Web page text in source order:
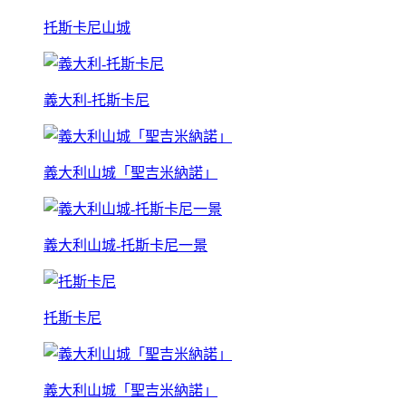
托斯卡尼山城
義大利-托斯卡尼
義大利山城「聖吉米納諾」
義大利山城-托斯卡尼一景
托斯卡尼
義大利山城「聖吉米納諾」